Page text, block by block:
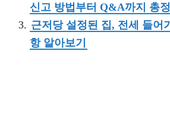
신고 방법부터 Q&A까지 총
근저당 설정된 집, 전세 들어
항 알아보기